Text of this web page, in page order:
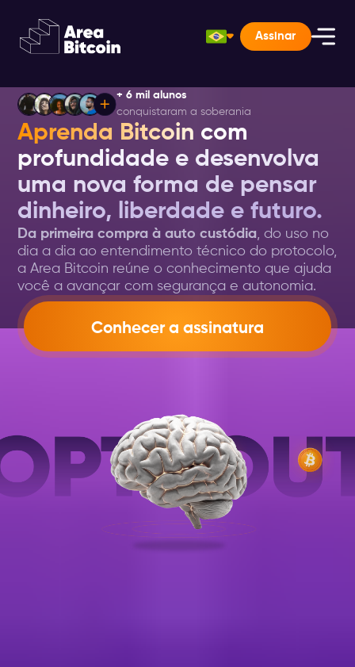
Assinar
+ 6 mil alunos
conquistaram a soberania
Aprenda Bitcoin com
profundidade e desenvolva
uma nova forma de pensar
dinheiro, liberdade e futuro.
Da primeira compra à auto custódia, do uso no
dia a dia ao entendimento técnico do protocolo,
a Area Bitcoin reúne o conhecimento que ajuda
você a avançar com segurança e autonomia.
Conhecer a assinatura